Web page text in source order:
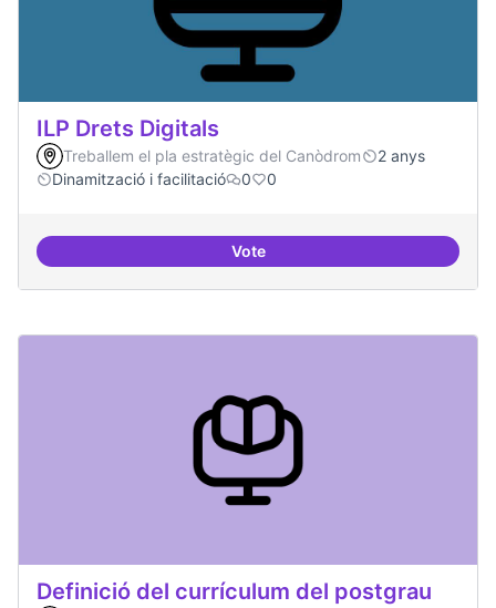
ILP Drets Digitals
Treballem el pla estratègic del Canòdrom
2 anys
Dinamització i facilitació
0 0
VoteILP Drets Digitals
Definició del currículum del postgrau